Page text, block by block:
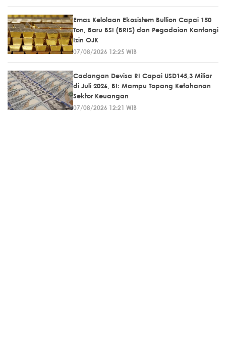
Emas Kelolaan Ekosistem Bullion Capai 150
Ton, Baru BSI (BRIS) dan Pegadaian Kantongi
Izin OJK
07/08/2026 12:25 WIB
Cadangan Devisa RI Capai USD145,3 Miliar
di Juli 2026, BI: Mampu Topang Ketahanan
Sektor Keuangan
07/08/2026 12:21 WIB